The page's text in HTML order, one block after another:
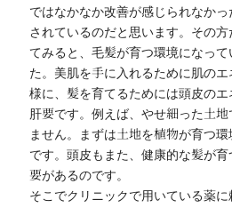
ではなかなか改善が感じられなか
されているのだと思います。その
てみると、毛髪が育つ環境になっ
た。美肌を手に入れるために肌の
様に、髪を育てるためには頭皮の
肝要です。例えば、やせ細った土
ません。まずは土地を植物が育つ
です。頭皮もまた、健康的な髪が
要があるのです。
そこでクリニックで用いている薬